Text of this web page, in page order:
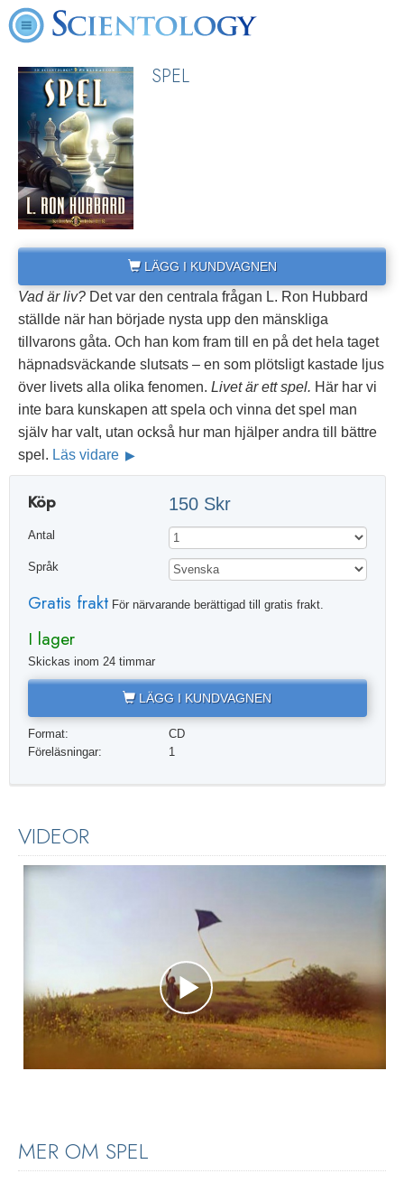
SPEL
LÄGG I KUNDVAGNEN
Vad är liv? Det var den centrala frågan L. Ron Hubbard
ställde när han började nysta upp den mänskliga
tillvarons gåta. Och han kom fram till en på det hela taget
häpnadsväckande slutsats – en som plötsligt kastade ljus
över livets alla olika fenomen. Livet är ett spel. Här har vi
inte bara kunskapen att spela och vinna det spel man
själv har valt, utan också hur man hjälper andra till bättre
spel. Läs vidare
Köp 150 Skr
Antal
Språk
Gratis fraktFör närvarande berättigad till gratis frakt.
I lager
Skickas inom 24 timmar
LÄGG I KUNDVAGNEN
Format:
CD
Föreläsningar:
1
VIDEOR
MER OM SPEL